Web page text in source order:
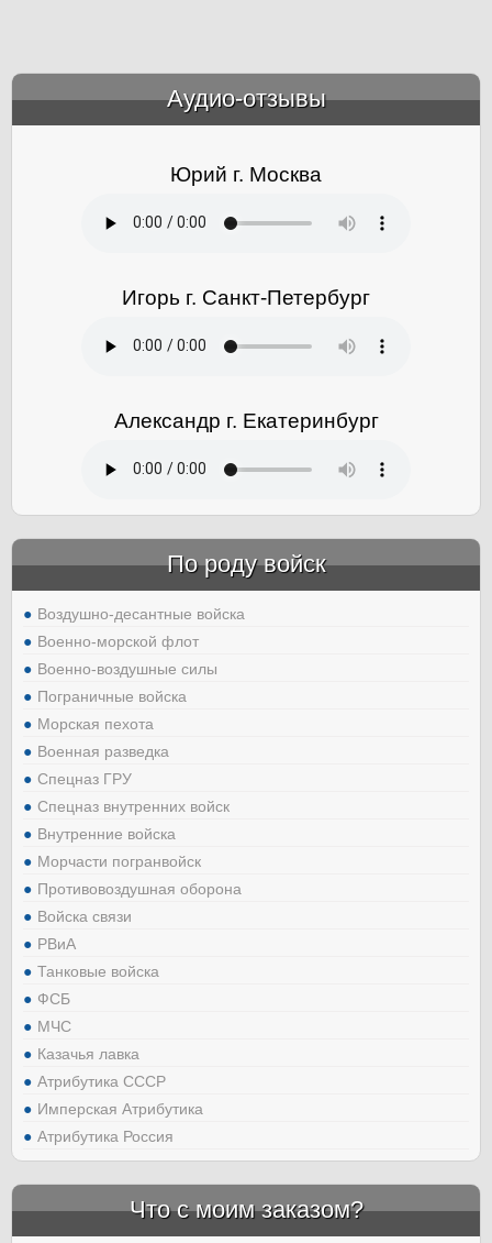
Аудио-отзывы
Юрий г. Москва
Игорь г. Санкт-Петербург
Александр г. Екатеринбург
По роду войск
Воздушно-десантные войска
Военно-морской флот
Военно-воздушные силы
Пограничные войска
Морская пехота
Военная разведка
Спецназ ГРУ
Спецназ внутренних войск
Внутренние войска
Морчасти погранвойск
Противовоздушная оборона
Войска связи
РВиА
Танковые войска
ФСБ
МЧС
Казачья лавка
Атрибутика СССР
Имперская Атрибутика
Атрибутика Россия
Что с моим заказом?